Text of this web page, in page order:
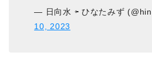
— 日向水 ⇦ ひなたみず
10, 2023